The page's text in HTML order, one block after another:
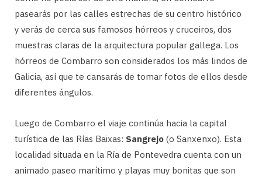
pasearás por las calles estrechas de su centro histórico
y verás de cerca sus famosos hórreos y cruceiros, dos
muestras claras de la arquitectura popular gallega. Los
hórreos de Combarro son considerados los más lindos de
Galicia, así que te cansarás de tomar fotos de ellos desde
diferentes ángulos.
Luego de Combarro el viaje continúa hacia la capital
turística de las Rías Baixas: Sangrejo (o Sanxenxo). Esta
localidad situada en la Ría de Pontevedra cuenta con un
animado paseo marítimo y playas muy bonitas que son